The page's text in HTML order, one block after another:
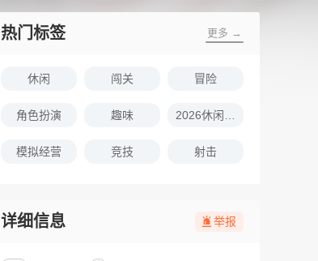
热门标签 更多 →
休闲 闯关 冒险
角色扮演 趣味
模拟经营 竞技 射击
详细信息 举报